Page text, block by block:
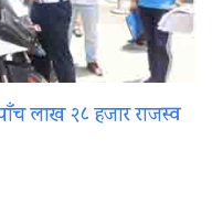
लाख २८ हजार राजस्व